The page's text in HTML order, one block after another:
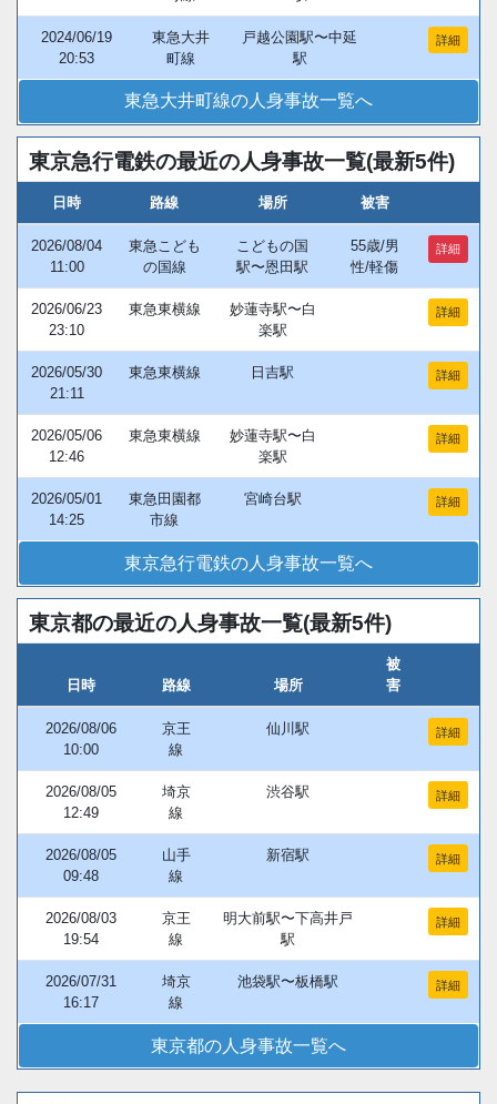
2024/06/19
20:53
東急大井
町線
戸越公園駅〜中延
駅
詳細
東急大井町線の人身事故一覧へ
東京急行電鉄の最近の人身事故一覧(最新5件)
日時 路線 場所 被害
2026/08/04
11:00
東急こども
の国線
こどもの国
駅〜恩田駅
55歳/男
性/軽傷
詳細
2026/06/23
23:10
東急東横線
妙蓮寺駅〜白
楽駅
詳細
2026/05/30
21:11
東急東横線 日吉駅 詳細
2026/05/06
12:46
東急東横線
妙蓮寺駅〜白
楽駅
詳細
2026/05/01
14:25
東急田園都
市線
宮崎台駅 詳細
東京急行電鉄の人身事故一覧へ
東京都の最近の人身事故一覧(最新5件)
日時 路線 場所
被
害
2026/08/06
10:00
京王
線
仙川駅 詳細
2026/08/05
12:49
埼京
線
渋谷駅 詳細
2026/08/05
09:48
山手
線
新宿駅 詳細
2026/08/03
19:54
京王
線
明大前駅〜下高井戸
駅
詳細
2026/07/31
16:17
埼京
線
池袋駅〜板橋駅 詳細
東京都の人身事故一覧へ